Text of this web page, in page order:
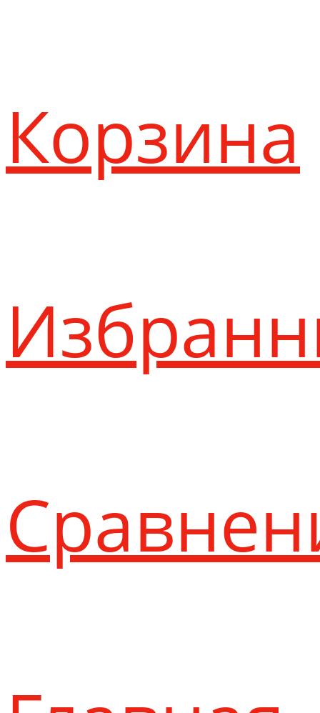
Корзина